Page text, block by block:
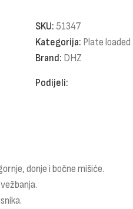
SKU: 51347
Kategorija: Plate loaded
Brand: DHZ
Podijeli:
donje i bočne mišiće.